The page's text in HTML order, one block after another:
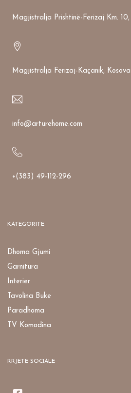
Magjistralja Prishtinë-Ferizaj Km. 10,
Magjistralja Ferizaj-Kaçanik, Kosova
info@arturehome.com
+(383) 49-112-296
KATEGORITE
Dhoma Gjumi
Garnitura
Interier
Tavolina Buke
Paradhoma
TV Komodina
RRJETE SOCIALE